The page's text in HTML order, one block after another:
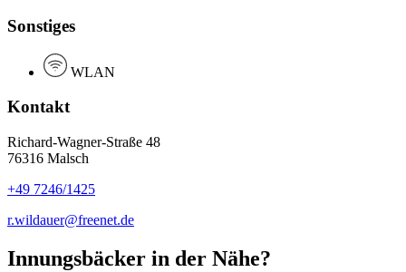
Sonstiges
WLAN
Kontakt
Richard-Wagner-Straße 48
76316 Malsch
+49 7246/1425
r.wildauer@freenet.de
Innungsbäcker in der Nähe?